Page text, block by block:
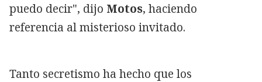
puedo decir", dijo Motos, haciendo
referencia al misterioso invitado.
Tanto secretismo ha hecho que los